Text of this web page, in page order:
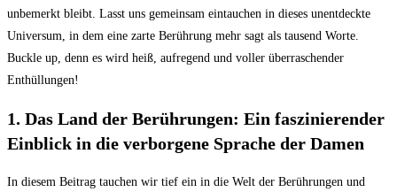
unbemerkt bleibt. Lasst uns gemeinsam eintauchen in dieses unentdeckte
Universum, in dem eine zarte Berührung mehr sagt als tausend Worte.
Buckle up, denn es wird heiß, aufregend und voller überraschender
Enthüllungen!
1. Das Land der Berührungen: Ein faszinierender
Einblick in die verborgene Sprache der Damen
In diesem Beitrag tauchen wir tief ein in die Welt der Berührungen und